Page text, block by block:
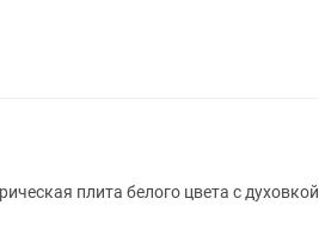
плита белого цвета с духовкой